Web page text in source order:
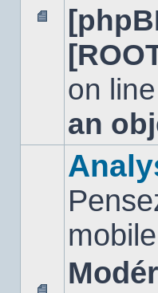
Aucun
message
non
on line
an